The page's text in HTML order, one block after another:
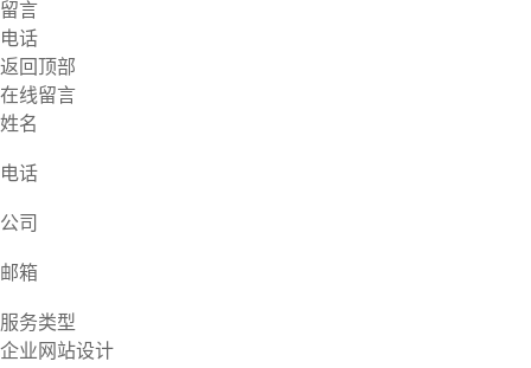
留言
电话
返回顶部
在线留言
姓名
电话
公司
邮箱
服务类型
企业网站设计